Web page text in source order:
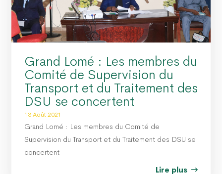
Grand Lomé : Les membres du
Comité de Supervision du
Transport et du Traitement des
DSU se concertent
13 Août 2021
Grand Lomé : Les membres du Comité de
Supervision du Transport et du Traitement des DSU se
concertent
Lire plus